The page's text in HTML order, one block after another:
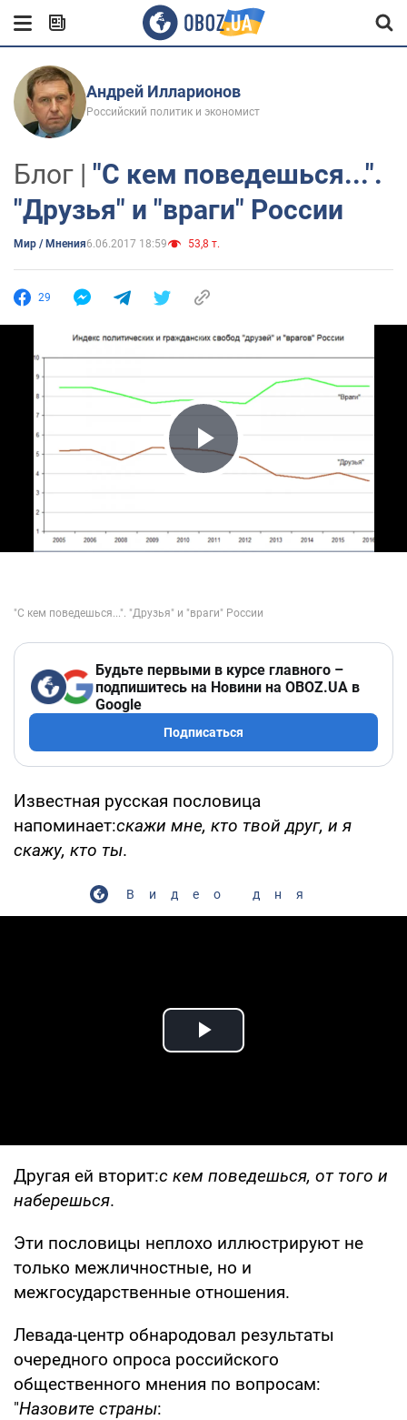
Андрей Илларионов
Российский политик и экономист
Блог | "С кем поведешься...".
"Друзья" и "враги" России
Мир / Мнения6.06.2017 18:59 53,8 т.
29
Play Video
Будьте первыми в курсе главного –
подпишитесь на Новини на OBOZ.UA в
Google
Подписаться
Известная русская пословица
напоминает:скажи мне, кто твой друг, и я
скажу, кто ты.
Видео дня
Play Video
Другая ей вторит:с кем поведешься, от того и
наберешься.
Эти пословицы неплохо иллюстрируют не
только межличностные, но и
межгосударственные отношения.
Левада-центр обнародовал результаты
очередного опроса российского
общественного мнения по вопросам:
"Назовите страны: